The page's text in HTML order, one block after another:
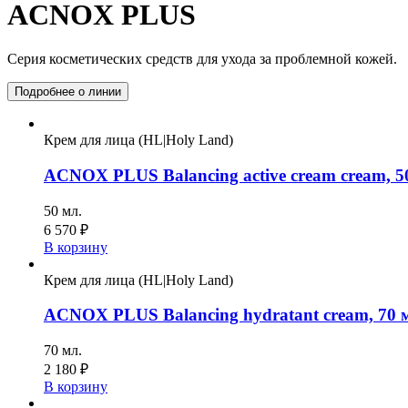
ACNOX PLUS
Серия косметических средств для ухода за проблемной кожей.
Подробнее о линии
Крем для лица (HL|Holy Land)
ACNOX PLUS Balancing active cream cream,
50 мл.
6 570 ₽
В корзину
Крем для лица (HL|Holy Land)
ACNOX PLUS Balancing hydratant cream, 70
70 мл.
2 180 ₽
В корзину